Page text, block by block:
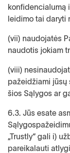
konfidencialumą
leidimo tai daryti
(vii) naudojatės
naudotis jokiam
(viii)
pažeidžiami jūsų
šios Sąlygos ar
6.3. Jūs esate
„Trustly“ gali i)
pareikalauti